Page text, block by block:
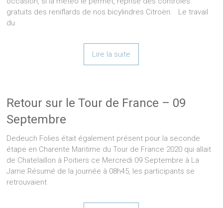
gratuits des reniflards de nos bicylindres Citroën. Le travail
du
Lire la suite
Retour sur le Tour de France – 09
Septembre
Dedeuch Folies était également présent pour la seconde
étape en Charente Maritime du Tour de France 2020 qui allait
de Chatelaillon à Poitiers ce Mercredi 09 Septembre à La
Jarne Résumé de la journée à 08h45, les participants se
retrouvaient